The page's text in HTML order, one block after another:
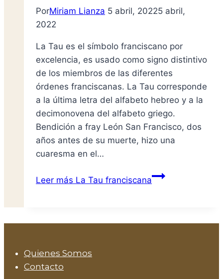
PorMiriam Lianza 5 abril, 20225 abril,
2022
La Tau es el símbolo franciscano por
excelencia, es usado como signo distintivo
de los miembros de las diferentes
órdenes franciscanas. La Tau corresponde
a la última letra del alfabeto hebreo y a la
decimonovena del alfabeto griego.
Bendición a fray León San Francisco, dos
años antes de su muerte, hizo una
cuaresma en el…
Leer más La Tau franciscana
Quienes Somos
Contacto